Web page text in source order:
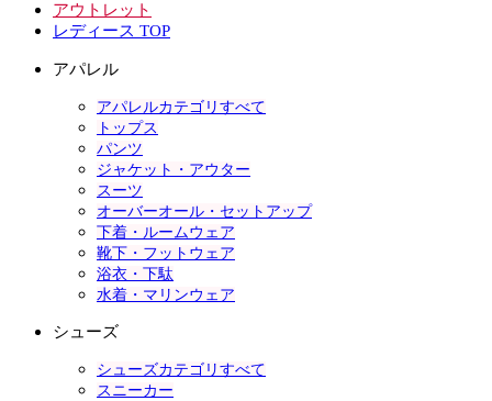
アウトレット
レディース TOP
アパレル
アパレルカテゴリすべて
トップス
パンツ
ジャケット・アウター
スーツ
オーバーオール・セットアップ
下着・ルームウェア
靴下・フットウェア
浴衣・下駄
水着・マリンウェア
シューズ
シューズカテゴリすべて
スニーカー